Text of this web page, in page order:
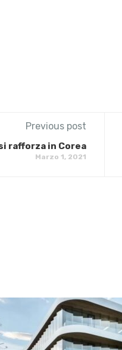
Previous post
rafforza in Corea
Marzo 1, 2021